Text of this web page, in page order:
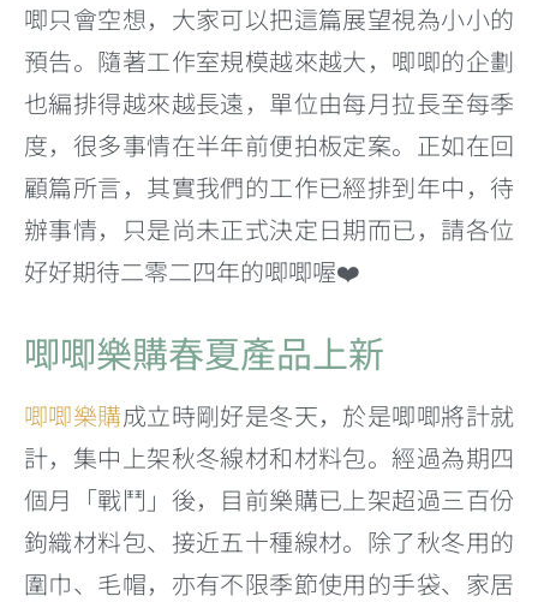
唧只會空想，大家可以把這篇展望視為小小的
預告。隨著工作室規模越來越大，唧唧的企劃
也編排得越來越長遠，單位由每月拉長至每季
度，很多事情在半年前便拍板定案。正如在回
顧篇所言，其實我們的工作已經排到年中，待
辦事情，只是尚未正式決定日期而已，請各位
好好期待二零二四年的唧唧喔❤️
唧唧樂購春夏產品上新
唧唧樂購成立時剛好是冬天，於是唧唧將計就
計，集中上架秋冬線材和材料包。經過為期四
個月「戰鬥」後，目前樂購已上架超過三百份
鉤織材料包、接近五十種線材。除了秋冬用的
圍巾、毛帽，亦有不限季節使用的手袋、家居